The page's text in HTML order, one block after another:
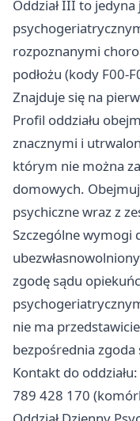
Oddział III to
rozpoznanymi
podłożu (kody F00-
Znajduje się na
Profil oddziału
znacznymi i
którym nie można
domowych.
psychiczne wraz z
Szczególne wymogi
zgodę sądu
nie ma
bezpośrednia zgoda
Kontakt do
789 428 170